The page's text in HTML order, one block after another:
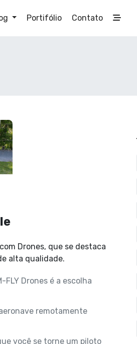
Portifólio Contato
alta qualidade.
Drones é a escolha
remotamente
você se torne um piloto